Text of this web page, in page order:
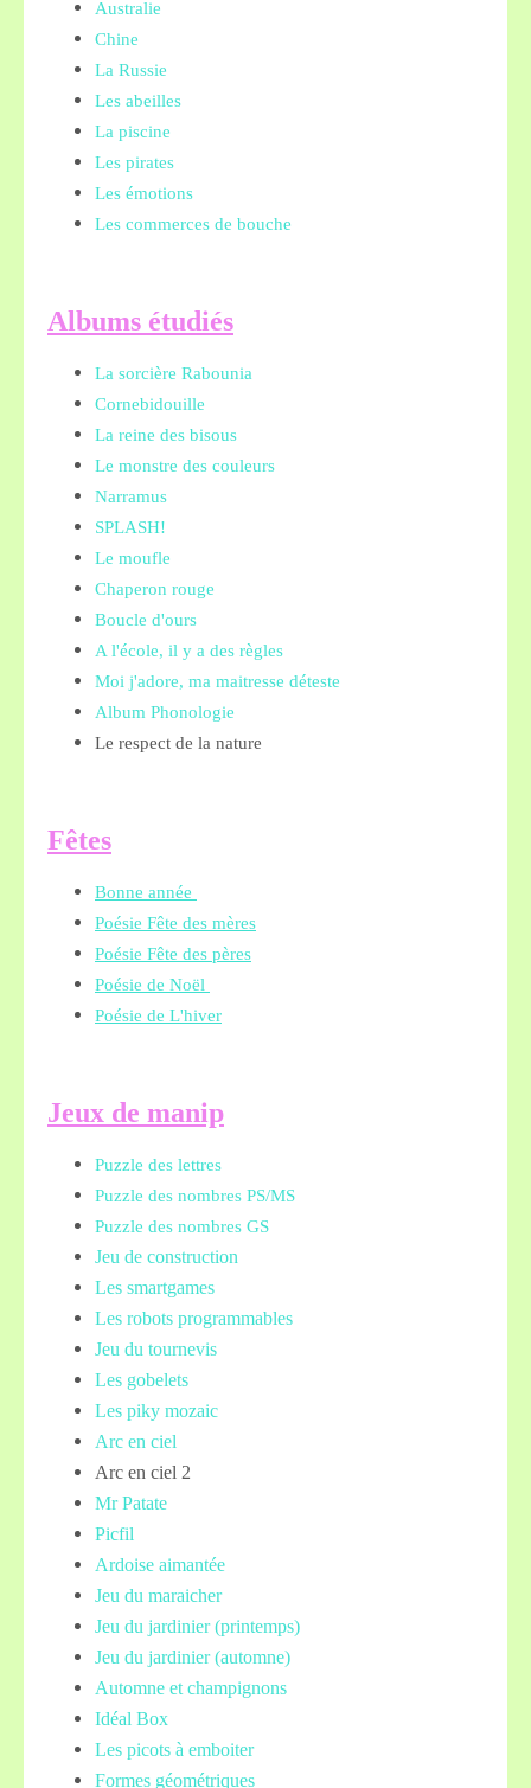
Australie
Chine
La Russie
Les abeilles
La piscine
Les pirates
Les émotions
Les commerces de bouche
Albums étudiés
La sorcière Rabounia
Cornebidouille
La reine des bisous
Le monstre des couleurs
Narramus
SPLASH!
Le moufle
Chaperon rouge
Boucle d'ours
A l'école, il y a des règles
Moi j'adore, ma maitresse déteste
Album Phonologie
Le respect de la nature
Fêtes
Bonne année
Poésie Fête des mères
Poésie Fête des pères
Poésie de Noël
Poésie de L'hiver
Jeux de manip
Puzzle des lettres
Puzzle des nombres PS/MS
Puzzle des nombres GS
Jeu de construction
Les smartgames
Les robots programmables
Jeu du tournevis
Les gobelets
Les piky mozaic
Arc en ciel
Arc en ciel 2
Mr Patate
Picfil
Ardoise aimantée
Jeu du maraicher
Jeu du jardinier (printemps)
Jeu du jardinier (automne)
Automne et champignons
Idéal Box
Les picots à emboiter
Formes géométriques